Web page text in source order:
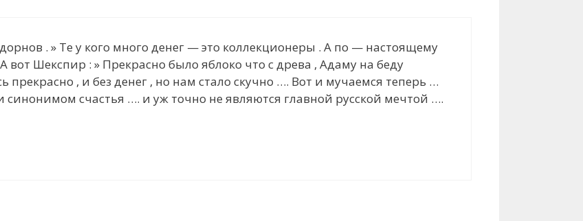
. » Те у кого много денег — это коллекционеры . А по — настоящему
вот Шекспир : » Прекрасно было яблоко что с древа , Адаму на беду
, и без денег , но нам cтало скучно …. Вот и мучаемся теперь …
синонимом счастья …. и уж точно не являются главной русской мечтой ….